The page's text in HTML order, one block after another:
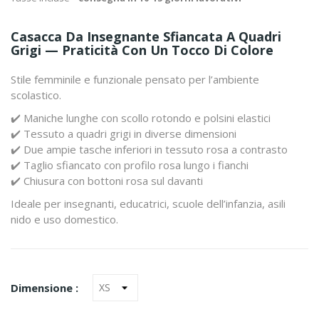
Casacca Da Insegnante Sfiancata A Quadri
Grigi — Praticità Con Un Tocco Di Colore
Stile femminile e funzionale pensato per l’ambiente
scolastico.
✔️ Maniche lunghe con scollo rotondo e polsini elastici
✔️ Tessuto a quadri grigi in diverse dimensioni
✔️ Due ampie tasche inferiori in tessuto rosa a contrasto
✔️ Taglio sfiancato con profilo rosa lungo i fianchi
✔️ Chiusura con bottoni rosa sul davanti
Ideale per insegnanti, educatrici, scuole dell’infanzia, asili
nido e uso domestico.
Dimensione :